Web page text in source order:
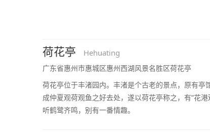
荷花亭 Hehuating
广东省惠州市惠城区惠州西湖风景名胜区荷花亭
荷花亭位于丰渚园内。丰渚是个古老的景点，原有亭
成仲夏观荷观鱼之好去处，遂以荷花亭称之，有“花
听鹤鹭齐鸣，别有一番情趣。